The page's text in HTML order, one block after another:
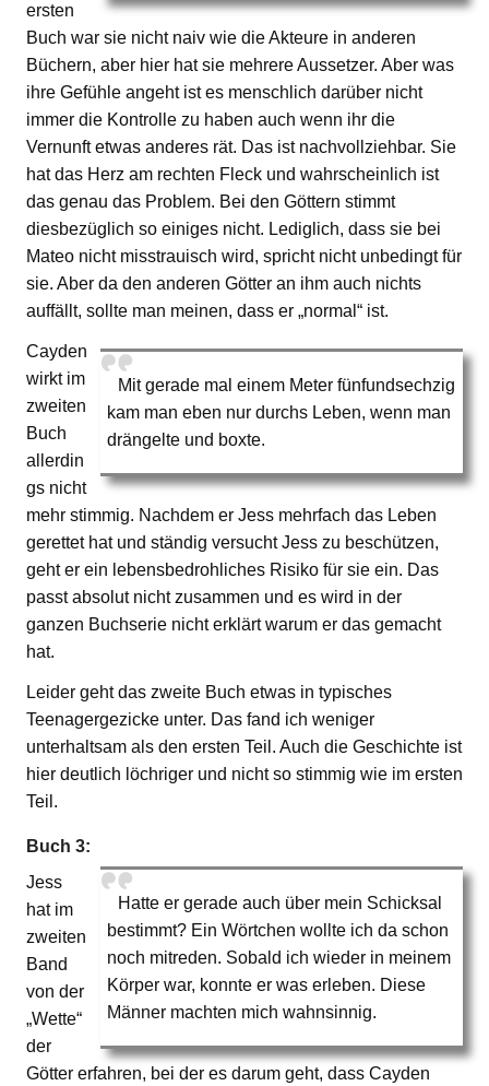
ersten
Buch war sie nicht naiv wie die Akteure in anderen
Büchern, aber hier hat sie mehrere Aussetzer. Aber was
ihre Gefühle angeht ist es menschlich darüber nicht
immer die Kontrolle zu haben auch wenn ihr die
Vernunft etwas anderes rät. Das ist nachvollziehbar. Sie
hat das Herz am rechten Fleck und wahrscheinlich ist
das genau das Problem. Bei den Göttern stimmt
diesbezüglich so einiges nicht. Lediglich, dass sie bei
Mateo nicht misstrauisch wird, spricht nicht unbedingt für
sie. Aber da den anderen Götter an ihm auch nichts
auffällt, sollte man meinen, dass er „normal“ ist.
Mit gerade mal einem Meter fünfundsechzig
kam man eben nur durchs Leben, wenn man
drängelte und boxte.
Cayden
wirkt im
zweiten
Buch
allerdin
gs nicht
mehr stimmig. Nachdem er Jess mehrfach das Leben
gerettet hat und ständig versucht Jess zu beschützen,
geht er ein lebensbedrohliches Risiko für sie ein. Das
passt absolut nicht zusammen und es wird in der
ganzen Buchserie nicht erklärt warum er das gemacht
hat.
Leider geht das zweite Buch etwas in typisches
Teenagergezicke unter. Das fand ich weniger
unterhaltsam als den ersten Teil. Auch die Geschichte ist
hier deutlich löchriger und nicht so stimmig wie im ersten
Teil.
Buch 3:
Hatte er gerade auch über mein Schicksal
bestimmt? Ein Wörtchen wollte ich da schon
noch mitreden. Sobald ich wieder in meinem
Körper war, konnte er was erleben. Diese
Männer machten mich wahnsinnig.
Jess
hat im
zweiten
Band
von der
„Wette“
der
Götter erfahren, bei der es darum geht, dass Cayden